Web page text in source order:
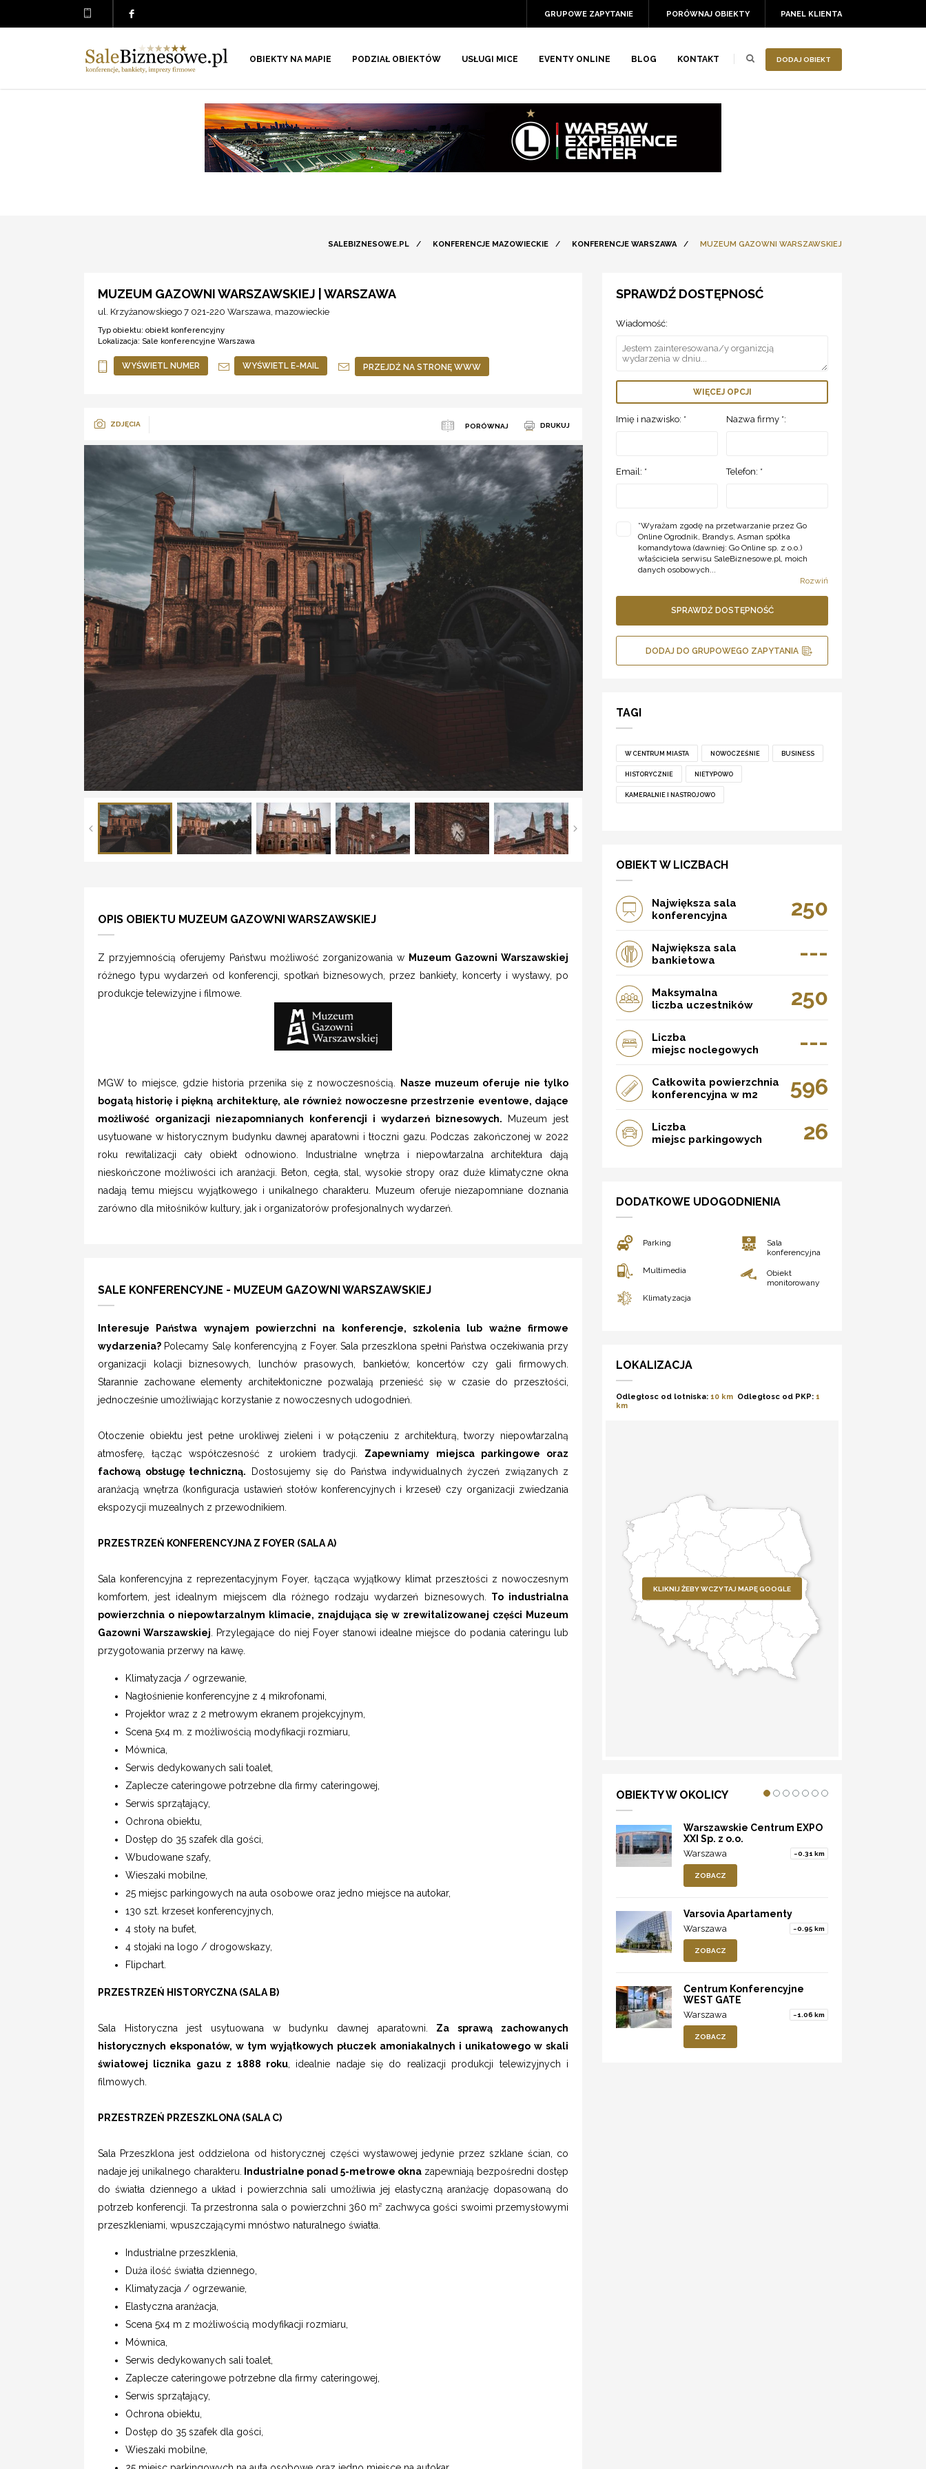
PANEL KLIENTA
PORÓWNAJ OBIEKTY
GRUPOWE ZAPYTANIE
DODAJ OBIEKT
OBIEKTY NA MAPIE PODZIAŁ OBIEKTÓW USŁUGI MICE EVENTY ONLINE BLOG KONTAKT
SALEBIZNESOWE.PL / KONFERENCJE MAZOWIECKIE / KONFERENCJE WARSZAWA / MUZEUM GAZOWNI WARSZAWSKIEJ
MUZEUM GAZOWNI WARSZAWSKIEJ | WARSZAWA
ul. Krzyżanowskiego 7 021-220 Warszawa, mazowieckie
Typ obiektu: obiekt konferencyjny
Lokalizacja: Sale konferencyjne Warszawa
WYŚWIETL NUMER WYŚWIETL E-MAIL PRZEJDŹ NA STRONĘ WWW
ZDJĘCIA PORÓWNAJ DRUKUJ
OPIS OBIEKTU MUZEUM GAZOWNI WARSZAWSKIEJ
Z przyjemnością oferujemy Państwu możliwość zorganizowania w Muzeum Gazowni Warszawskiej
różnego typu wydarzeń od konferencji, spotkań biznesowych, przez bankiety, koncerty i wystawy, po
produkcje telewizyjne i filmowe.
MGW to miejsce, gdzie historia przenika się z nowoczesnością. Nasze muzeum oferuje nie tylko
bogatą historię i piękną architekturę, ale również nowoczesne przestrzenie eventowe, dające
możliwość organizacji niezapomnianych konferencji i wydarzeń biznesowych. Muzeum jest
usytuowane w historycznym budynku dawnej aparatowni i tłoczni gazu. Podczas zakończonej w 2022
roku rewitalizacji cały obiekt odnowiono. Industrialne wnętrza i niepowtarzalna architektura dają
nieskończone możliwości ich aranżacji. Beton, cegła, stal, wysokie stropy oraz duże klimatyczne okna
nadają temu miejscu wyjątkowego i unikalnego charakteru. Muzeum oferuje niezapomniane doznania
zarówno dla miłośników kultury, jak i organizatorów profesjonalnych wydarzeń.
SALE KONFERENCYJNE - MUZEUM GAZOWNI WARSZAWSKIEJ
Interesuje Państwa wynajem powierzchni na konferencje, szkolenia lub ważne firmowe
wydarzenia? Polecamy Salę konferencyjną z Foyer. Sala przeszklona spełni Państwa oczekiwania przy
organizacji kolacji biznesowych, lunchów prasowych, bankietów, koncertów czy gali firmowych.
Starannie zachowane elementy architektoniczne pozwalają przenieść się w czasie do przeszłości,
jednocześnie umożliwiając korzystanie z nowoczesnych udogodnień.
Otoczenie obiektu jest pełne urokliwej zieleni i w połączeniu z architekturą, tworzy niepowtarzalną
atmosferę, łącząc współczesność z urokiem tradycji. Zapewniamy miejsca parkingowe oraz
fachową obsługę techniczną. Dostosujemy się do Państwa indywidualnych życzeń związanych z
aranżacją wnętrza (konfiguracja ustawień stołów konferencyjnych i krzeseł) czy organizacji zwiedzania
ekspozycji muzealnych z przewodnikiem.
PRZESTRZEŃ KONFERENCYJNA Z FOYER (SALA A)
Sala konferencyjna z reprezentacyjnym Foyer, łącząca wyjątkowy klimat przeszłości z nowoczesnym
komfortem, jest idealnym miejscem dla różnego rodzaju wydarzeń biznesowych.
To industrialna
powierzchnia o niepowtarzalnym klimacie, znajdująca się w zrewitalizowanej części Muzeum
Gazowni Warszawskiej . Przylegające do niej Foyer stanowi idealne miejsce do podania cateringu lub
przygotowania przerwy na kawę.
Klimatyzacja / ogrzewanie,
Nagłośnienie konferencyjne z 4 mikrofonami,
Projektor wraz z 2 metrowym ekranem projekcyjnym,
Scena 5x4 m. z możliwością modyfikacji rozmiaru,
Mównica,
Serwis dedykowanych sali toalet,
Zaplecze cateringowe potrzebne dla firmy cateringowej,
Serwis sprzątający,
Ochrona obiektu,
Dostęp do 35 szafek dla gości,
Wbudowane szafy,
Wieszaki mobilne,
25 miejsc parkingowych na auta osobowe oraz jedno miejsce na autokar,
130 szt. krzeseł konferencyjnych,
4 stoły na bufet,
4 stojaki na logo / drogowskazy,
Flipchart.
PRZESTRZEŃ HISTORYCZNA (SALA B)
Sala Historyczna jest usytuowana w budynku dawnej aparatowni.
Za sprawą zachowanych
historycznych eksponatów, w tym wyjątkowych płuczek amoniakalnych i unikatowego w skali
światowej licznika gazu z 1888 roku, idealnie nadaje się do realizacji produkcji telewizyjnych i
filmowych.
PRZESTRZEŃ PRZESZKLONA (SALA C)
Sala Przeszklona jest oddzielona od historycznej części wystawowej jedynie przez szklane ścian, co
nadaje jej unikalnego charakteru. Industrialne ponad 5-metrowe okna zapewniają bezpośredni dostęp
do światła dziennego a układ i powierzchnia sali umożliwia jej elastyczną aranżację dopasowaną do
potrzeb konferencji. Ta przestronna sala o powierzchni 360 m² zachwyca gości swoimi przemysłowymi
przeszkleniami, wpuszczającymi mnóstwo naturalnego światła.
Industrialne przeszklenia,
Duża ilość światła dziennego,
Klimatyzacja / ogrzewanie,
Elastyczna aranżacja,
Scena 5x4 m z możliwością modyfikacji rozmiaru,
Mównica,
Serwis dedykowanych sali toalet,
Zaplecze cateringowe potrzebne dla firmy cateringowej,
Serwis sprzątający,
Ochrona obiektu,
Dostęp do 35 szafek dla gości,
Wieszaki mobilne,
SPRAWDŹ DOSTĘPNOSĆ
Wiadomość:
WIĘCEJ OPCJI
Imię i nazwisko: * Nazwa firmy *:
Email: * Telefon: *
*Wyrażam zgodę na przetwarzanie przez Go
Online Ogrodnik, Brandys, Asman spółka
komandytowa (dawniej: Go Online sp. z o.o.)
właściciela serwisu SaleBiznesowe.pl, moich
danych osobowych...
Rozwiń
SPRAWDŹ DOSTĘPNOŚĆ
DODAJ DO GRUPOWEGO ZAPYTANIA
TAGI
W CENTRUM MIASTA NOWOCZEŚNIE BUSINESS
HISTORYCZNIE NIETYPOWO
KAMERALNIE I NASTROJOWO
OBIEKT W LICZBACH
Największa sala
konferencyjna
250
Największa sala
bankietowa
---
Maksymalna
liczba uczestników
250
Liczba
miejsc noclegowych
---
Całkowita powierzchnia
konferencyjna w m2
596
Liczba
miejsc parkingowych
26
DODATKOWE UDOGODNIENIA
Parking
Sala
konferencyjna
Multimedia
Obiekt
monitorowany
Klimatyzacja
LOKALIZACJA
Odległosc od lotniska: 10 km Odległosc od PKP: 1
km
KLIKNIJ ŻEBY WCZYTAJ MAPĘ GOOGLE
OBIEKTY W OKOLICY
Warszawskie Centrum EXPO
XXI Sp. z o.o.
Warszawa ~0.31 km
ZOBACZ
Varsovia Apartamenty
Warszawa ~0.95 km
ZOBACZ
Centrum Konferencyjne
WEST GATE
Warszawa ~1.06 km
ZOBACZ